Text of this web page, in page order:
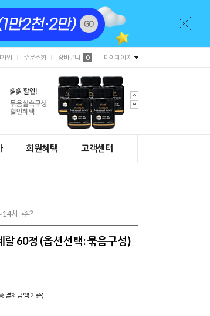
입 주문조회 장바구니 0 마이페이지
회원혜택 고객센터
세 추천
랄 60정 (옵션선택: 묶음구성)
결제금액 기준)